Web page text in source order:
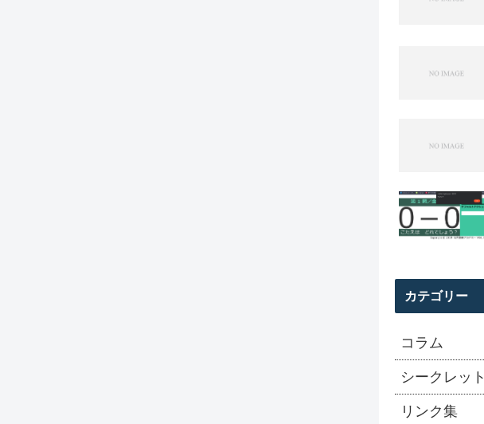
カテゴリー
コラム
シークレット
リンク集